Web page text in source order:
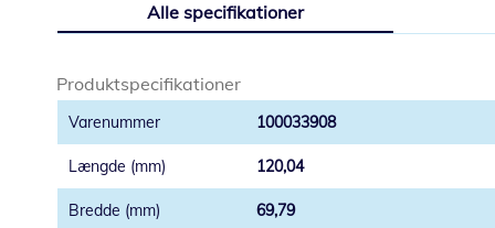
af
Alle specifikationer
Produktspecifikationer
100033908
120,04
69,79